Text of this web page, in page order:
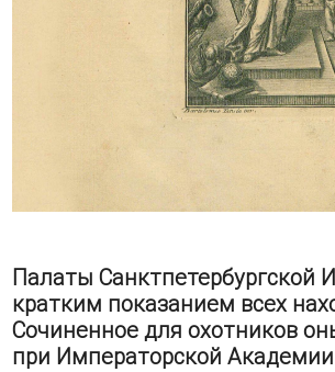
Палаты Санктпетербургской
кратким показанием всех
Сочиненное для охотников
при Императорской Академии